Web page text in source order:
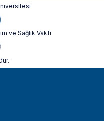
ve Sağlık Vakfı